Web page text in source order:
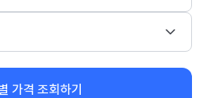
가격 조회하기